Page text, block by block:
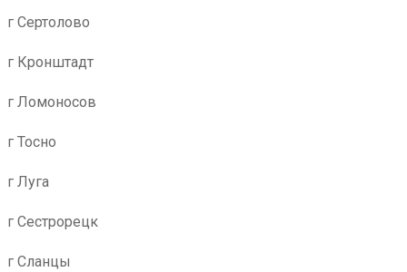
г Сертолово
г Кронштадт
г Ломоносов
г Тосно
г Луга
г Сестрорецк
г Сланцы